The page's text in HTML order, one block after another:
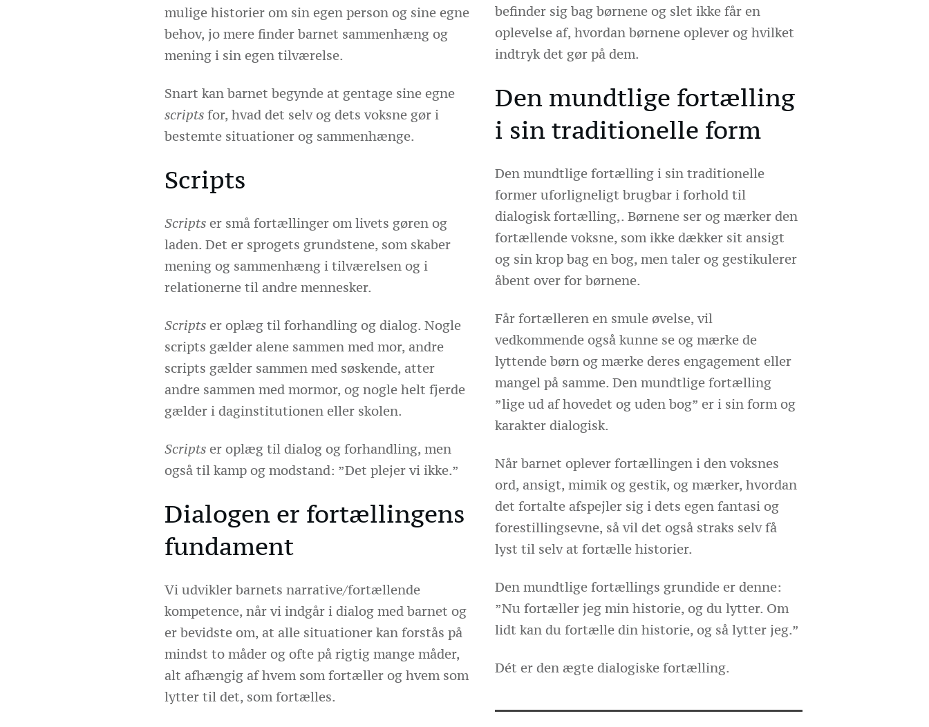
mulige historier om sin egen person og sine egne
behov, jo mere finder barnet sammenhæng og
mening i sin egen tilværelse.
Snart kan barnet begynde at gentage sine egne
scripts for, hvad det selv og dets voksne gør i
bestemte situationer og sammenhænge.
Scripts
Scripts er små fortællinger om livets gøren og
laden. Det er sprogets grundstene, som skaber
mening og sammenhæng i tilværelsen og i
relationerne til andre mennesker.
Scripts er oplæg til forhandling og dialog. Nogle
scripts gælder alene sammen med mor, andre
scripts gælder sammen med søskende, atter
andre sammen med mormor, og nogle helt fjerde
gælder i daginstitutionen eller skolen.
Scripts er oplæg til dialog og forhandling, men
også til kamp og modstand: ”Det plejer vi ikke.”
Dialogen er fortællingens
fundament
Vi udvikler barnets narrative/fortællende
kompetence, når vi indgår i dialog med barnet og
er bevidste om, at alle situationer kan forstås på
mindst to måder og ofte på rigtig mange måder,
alt afhængig af hvem som fortæller og hvem som
lytter til det, som fortælles.
befinder sig bag børnene og slet ikke får en
oplevelse af, hvordan børnene oplever og hvilket
indtryk det gør på dem.
Den mundtlige fortælling
i sin traditionelle form
Den mundtlige fortælling i sin traditionelle
former uforligneligt brugbar i forhold til
dialogisk fortælling,. Børnene ser og mærker den
fortællende voksne, som ikke dækker sit ansigt
og sin krop bag en bog, men taler og gestikulerer
åbent over for børnene.
Får fortælleren en smule øvelse, vil
vedkommende også kunne se og mærke de
lyttende børn og mærke deres engagement eller
mangel på samme. Den mundtlige fortælling
”lige ud af hovedet og uden bog” er i sin form og
karakter dialogisk.
Når barnet oplever fortællingen i den voksnes
ord, ansigt, mimik og gestik, og mærker, hvordan
det fortalte afspejler sig i dets egen fantasi og
forestillingsevne, så vil det også straks selv få
lyst til selv at fortælle historier.
Den mundtlige fortællings grundide er denne:
”Nu fortæller jeg min historie, og du lytter. Om
lidt kan du fortælle din historie, og så lytter jeg.”
Dét er den ægte dialogiske fortælling.